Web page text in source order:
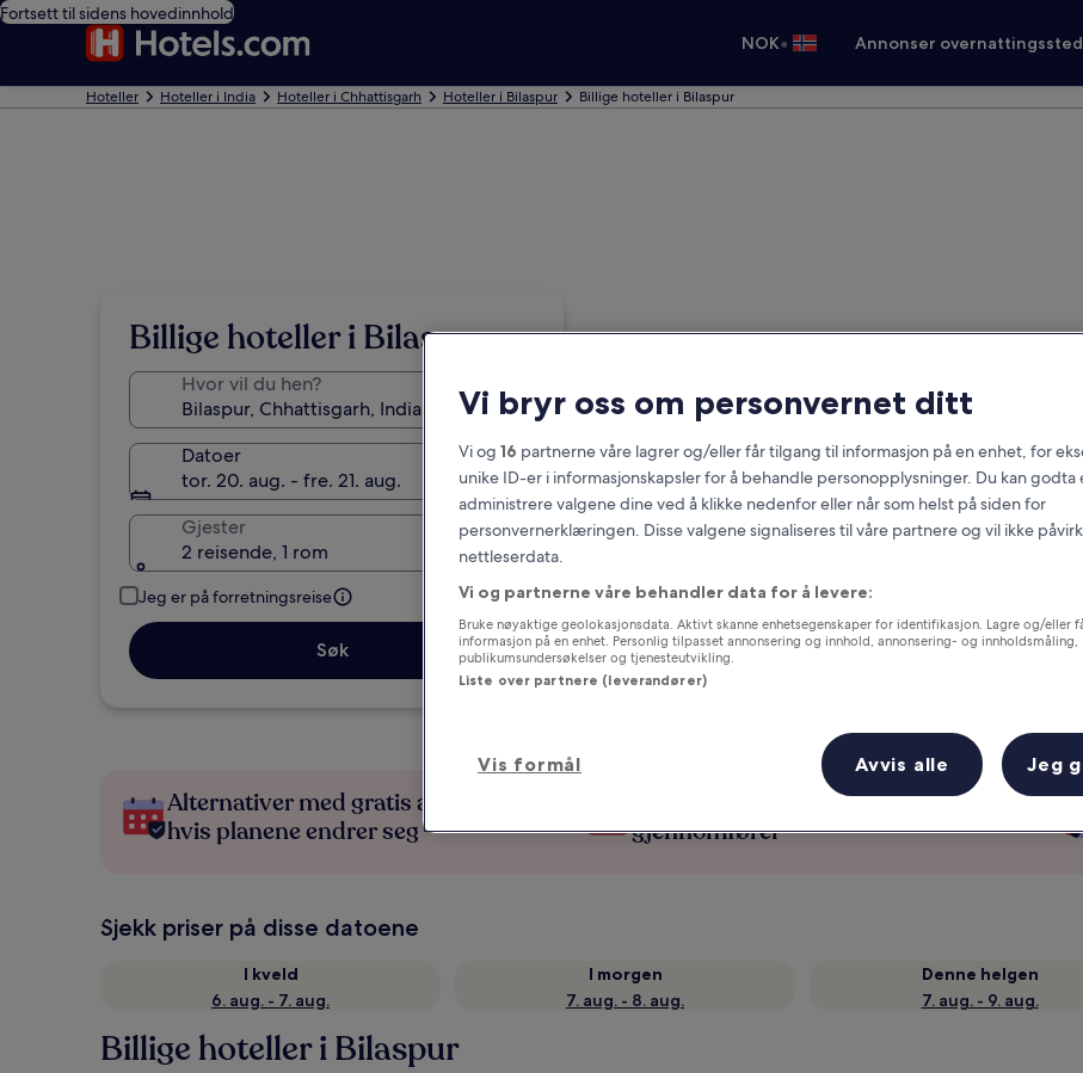
Fortsett til sidens hovedinnhold
NOK• Annonser
Hoteller Hoteller i India Hoteller i Chhattisgarh Hoteller i Bilaspur Billige hoteller i Bilaspur
Billige hoteller i Bilaspur
Hvor vil du hen?
Datoer
tor. 20. aug. - fre. 21. aug.
Gjester
2 reisende, 1 rom
Jeg er på forretningsreise
Søk
Alternativer med gratis avbestilling
hvis planene endrer seg
Samle fordeler for hver natt du
gjennomfører
Sjekk priser på disse datoene
I kveld
6. aug. - 7. aug.
I morgen
7. aug. - 8. aug.
Denne helgen
7. aug. - 9. aug.
Billige hoteller i Bilaspur
Vi bryr oss om personvernet ditt
Vi og 16 partnerne våre lagrer og/eller får tilgang til informasjon på en enhet, for
unike ID-er i informasjonskapsler for å behandle personopplysninger. Du kan godta
administrere valgene dine ved å klikke nedenfor eller når som helst på siden for
personvernerklæringen. Disse valgene signaliseres til våre partnere og vil ikke
nettleserdata.
Vi og partnerne våre behandler data for å levere:
Bruke nøyaktige geolokasjonsdata. Aktivt skanne enhetsegenskaper for identifikasjon. Lagre og/eller
informasjon på en enhet. Personlig tilpasset annonsering og innhold, annonsering- og innholdsmåling,
publikumsundersøkelser og tjenesteutvikling.
Liste over partnere (leverandører)
Vis formål Avvis alle Jeg